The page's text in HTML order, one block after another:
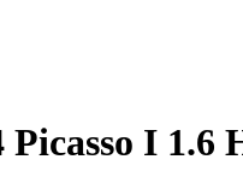
I 1.6